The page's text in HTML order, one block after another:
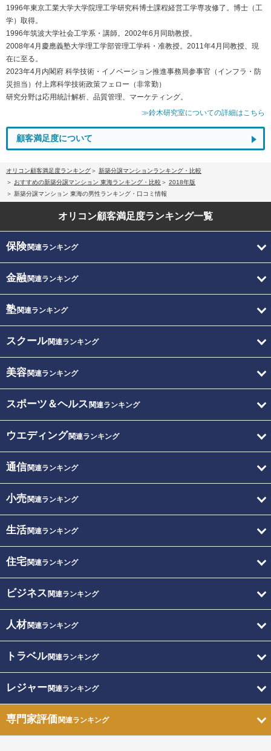
1996年東京工業大学大学院理工学研究科博士課程経営工学専攻修了。博士（工
学）取得。
1996年筑波大学社会工学系・講師。2002年6月同助教授。
2008年4月慶應義塾大学理工学部管理工学科・准教授。2011年4月同教授、現
在に至る。
2023年4月内閣府 科学技術・イノベーション推進事務局参事官（インフラ・防
災担当）付上席科学技術政策フェロー（非常勤）
研究分野は応用統計解析、品質管理、マーケティング。
≫鈴木研究室についての詳細はこちら
顧客満足度について
オリコン顧客満足度ランキング
新築分譲マンションランキング・比較
おすすめの新築分譲マンション 東海ランキング・比較
2018年版
新築分譲マンション 東海の男性ランキング・口コミ情報
オリコン顧客満足度ランキング一覧
保険関連ランキング
金融関連ランキング
塾関連ランキング
スクール関連ランキング
美容関連ランキング
スポーツ＆ヘルス 関連ランキング
ウエディング関連ランキング
通信関連ランキング
小売関連ランキング
生活関連ランキング
住宅関連ランキング
ビジネス 関連ランキング
人材関連ランキング
トラベル関連ランキング
レジャー関連ランキング
専門家評価関連ランキング